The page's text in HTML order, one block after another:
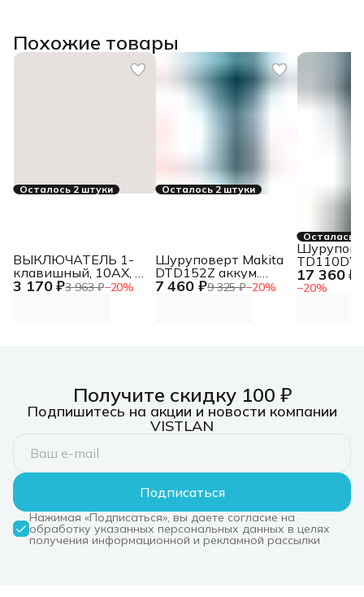
Похожие товары
Осталось 2 штуки
3 170 ₽3 963 ₽−20%
ВЫКЛЮЧАТЕЛЬ 1-
клавишный, 10АХ, в
сборе, БЕЛЫЙ
Осталось 2 штуки
7 460 ₽9 325 ₽−20%
Шуруповерт Makita
DTD152Z аккум.
патрон:быстрозажимной
Осталась
17 360 ₽
−20%
бит 1/4"
Получите скидку 100 ₽
Подпишитесь на акции и новости компании
VISTLAN
Подписаться
Нажимая «Подписаться», вы даете согласие на
обработку указанных персональных данных в целях
получения информационной и рекламной рассылки